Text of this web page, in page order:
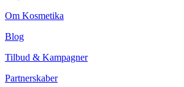
Om Kosmetika
Blog
Tilbud & Kampagner
Partnerskaber